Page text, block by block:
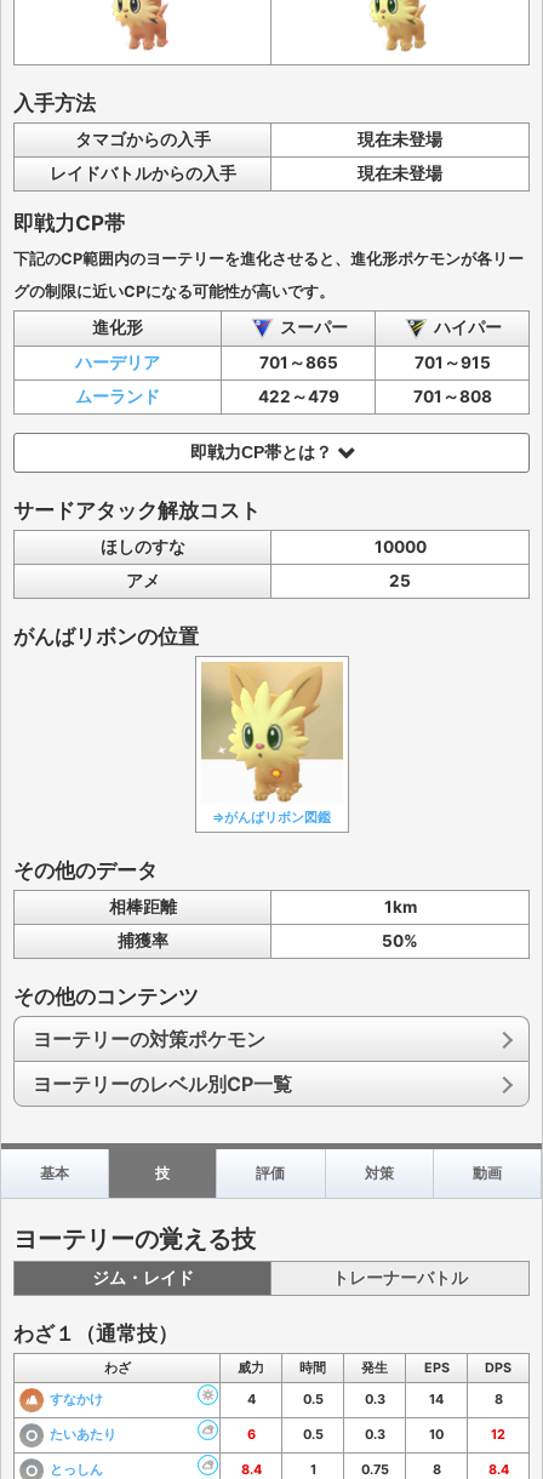
入手方法
タマゴからの入手
現在未登場
レイドバトルからの入手
現在未登場
即戦力CP帯
下記のCP範囲内のヨーテリーを進化させると、進化形ポケモンが各リー
グの制限に近いCPになる可能性が高いです。
進化形 スーパー
ハイパー
ハーデリア
701～865
701～915
ムーランド
422～479 701～808
即戦力CP帯とは？
サードアタック解放コスト
ほしのすな
10000
アメ
25
がんばリボンの位置
⇒がんばリボン図鑑
その他のデータ
相棒距離
1km
捕獲率
50%
その他のコンテンツ
ヨーテリーの対策ポケモン
ヨーテリーのレベル別CP一覧
基本 技 評価 対策 動画
ヨーテリーの覚える技
ジム・レイド トレーナーバトル
わざ１（通常技）
わざ 威力 時間 発生 EPS
DPS
すなかけ
4 0.5 0.3 14 8
たいあたり 6 0.5 0.3 10 12
とっしん 8.4 1 0.75 8 8.4